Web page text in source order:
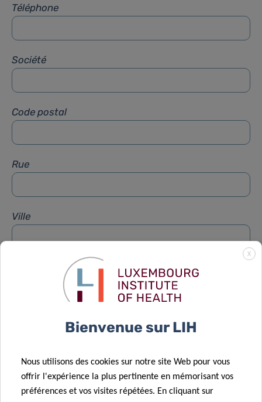
Téléphone
Société
Code postal
Rue
Ville
X
Bienvenue sur LIH
Nous utilisons des cookies sur notre site Web pour vous
offrir l'expérience la plus pertinente en mémorisant vos
préférences et vos visites répétées. En cliquant sur